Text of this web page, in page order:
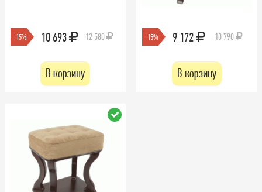
-15% 10 693 12 580
В корзину
-15% 9 172 10 790
В корзину